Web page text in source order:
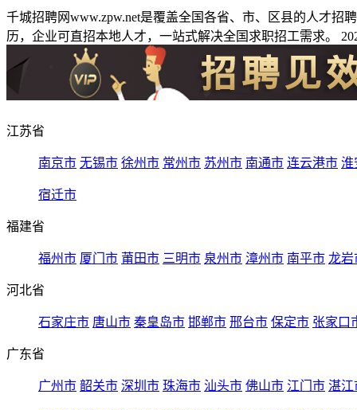
千城招聘网www.zpw.net是覆盖全国各省、市、区县的人才
历，企业可直招本地人才，一站式解决全国求职招工需求。
江苏省
南京市 无锡市 徐州市 常州市 苏州市 南通市 连云港市 淮
宿迁市
福建省
福州市 厦门市 莆田市 三明市 泉州市 漳州市 南平市 龙岩
河北省
石家庄市 唐山市 秦皇岛市 邯郸市 邢台市 保定市 张家口
广东省
广州市 韶关市 深圳市 珠海市 汕头市 佛山市 江门市 湛江